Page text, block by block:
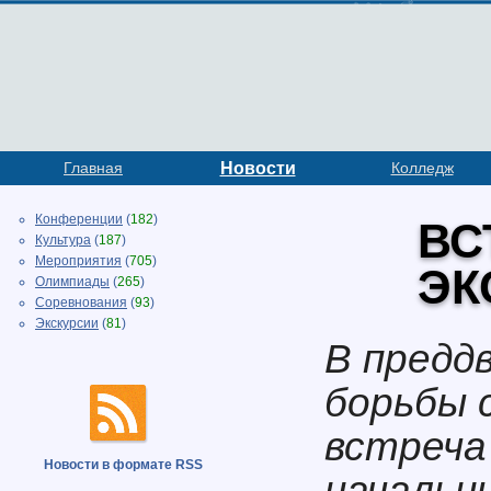
Главная Новости Колледж
Конференции (182)
Культура (187)
Мероприятия (705)
Олимпиады (265)
Соревнования (93)
Экскурсии (81)
Новости в формате RSS
В
борьбы